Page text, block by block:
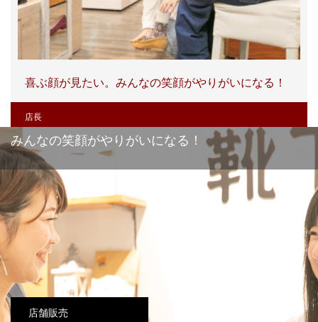
喜ぶ顔が見たい。みんなの笑顔がやりがいになる！
店長
みんなの笑顔がやりがいになる！
店舗販売